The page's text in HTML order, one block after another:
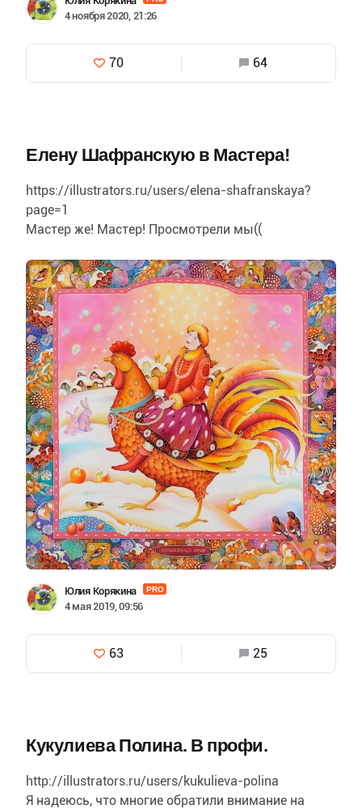
4 ноября 2020, 21:26
70 64
Елену Шафранскую в Мастера!
https://illustrators.ru/users/elena-shafranskaya?
page=1
Мастер же! Мастер! Просмотрели мы((
возможность дальше пополнять своё чудесное…
Юлия Корякина PRO
4 мая 2019, 09:56
63 25
Кукулиева Полина. В профи.
http://illustrators.ru/users/kukulieva-polina
Я надеюсь, что многие обратили внимание на